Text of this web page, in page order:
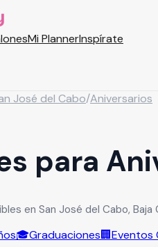
Mi PlannerInspírate
José del Cabo/Aniversarios
para
en San José del Cabo, Baja
🎓Graduaciones🏢Eventos